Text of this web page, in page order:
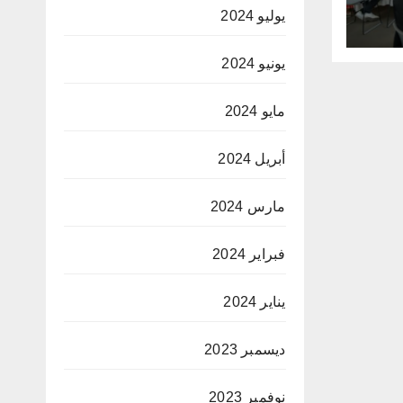
يوليو 2024
يونيو 2024
مايو 2024
أبريل 2024
مارس 2024
فبراير 2024
يناير 2024
ديسمبر 2023
نوفمبر 2023